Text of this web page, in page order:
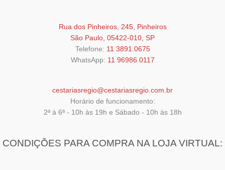
página
produto
Rua dos Pinheiros, 245, Pinheiros
São Paulo, 05422-010, SP
Telefone: 11 3891.0675
WhatsApp: 11 96986.0117
cestariasregio@cestariasregio.com.br
Horário de funcionamento:
2ª à 6ª - 10h às 19h e Sábado - 10h às 18h
CONDIÇÕES PARA COMPRA NA LOJA VIRTUAL: